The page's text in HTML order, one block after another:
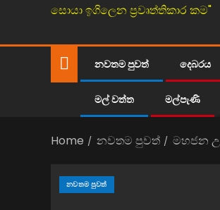
සොයා ඉගිලෙන ප්‍රවෘත්තිකාර කම"
නවතම පුවත් දෙබරය
මල් වත්ත මල්පැණි
Home නවතම පුවත් මහජන
නවතම පුවත්